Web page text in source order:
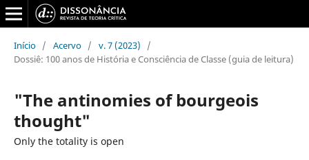
Início / Acervo / v. 7 (2023)
/
Dossiê: 100 anos de História e Consciência de Classe (guia de leitura)
"The antinomies of bourgeois
thought"
Only the totality is open